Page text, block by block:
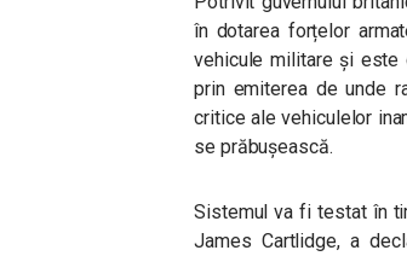
în dotarea forțelor
vehicule militare și
prin emiterea de unde
critice ale vehiculelor
se prăbușească.
Sistemul va fi testat în
James Cartlidge, a